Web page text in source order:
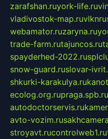
zarafshan.ruyork-life.ru
vladivostok-map.ru
webamator.ruzaryna.ru
trade-farm.rutajuncos.ru
spayderhed-2022.ru
snow-guard.ruslovar-
shkurki-karakulya.ru
ecolog.org.rupraga.spb.ru
autodoctorservis.ru
avto-vozim.ru
stroyavt.rucontrolweb1.ru